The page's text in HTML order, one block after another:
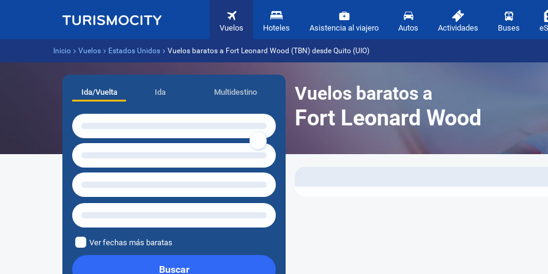
Vuelos Hoteles Asistencia al viajero Autos Actividades Buses
Inicio Vuelos Estados Unidos Vuelos baratos a Fort Leonard Wood (TBN) desde Quito (UIO)
Vuelos baratos a
Fort Leonard Wood
Ida/Vuelta Ida Multidestino
Ver fechas más baratas
Buscar